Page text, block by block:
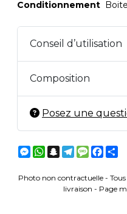
Conditionnement
Conseil d’utilisation
Composition
Posez une
Messenger
WhatsApp
Snapchat
Telegram
Message
Photo non contractuelle -
livraison - Page